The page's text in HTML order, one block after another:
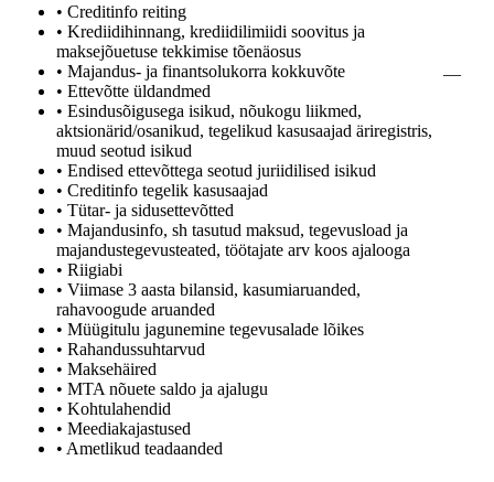
• Creditinfo reiting
• Krediidihinnang, krediidilimiidi soovitus ja
maksejõuetuse tekkimise tõenäosus
• Majandus- ja finantsolukorra kokkuvõte
• Ettevõtte üldandmed
• Esindusõigusega isikud, nõukogu liikmed,
aktsionärid/osanikud, tegelikud kasusaajad äriregistris,
muud seotud isikud
• Endised ettevõttega seotud juriidilised isikud
• Creditinfo tegelik kasusaajad
• Tütar- ja sidusettevõtted
• Majandusinfo, sh tasutud maksud, tegevusload ja
majandustegevusteated, töötajate arv koos ajalooga
• Riigiabi
• Viimase 3 aasta bilansid, kasumiaruanded,
rahavoogude aruanded
• Müügitulu jagunemine tegevusalade lõikes
• Rahandussuhtarvud
• Maksehäired
• MTA nõuete saldo ja ajalugu
• Kohtulahendid
• Meediakajastused
• Ametlikud teadaanded
—